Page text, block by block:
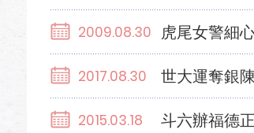
2009.08.30 虎尾女警細
2017.08.30 世大運奪銀
2015.03.18 斗六辦福德